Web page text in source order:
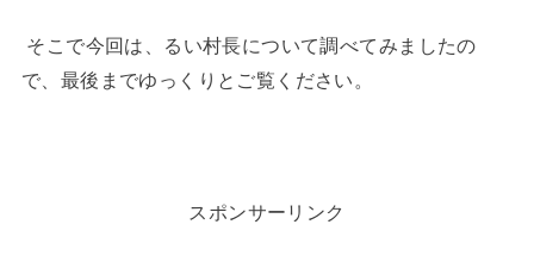
そこで今回は、るい村長について調べてみましたの
で、最後までゆっくりとご覧ください。
スポンサーリンク